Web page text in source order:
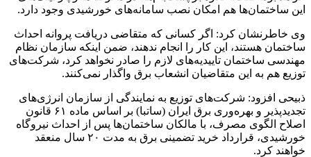
این ساختمان‌ها هم امکان نصب سامانه‌های خورشیدی وجود دارد.
وی خاطرنشان کرد: اگر کسانی که متقاضی دریافت پروانه احداث
ساختمان هستند، این کار را انجام ندهند، ضمن اینکه سازمان نظام
مهندسی ساختمان تاییدیه‌های لازم را صادر نخواهد کرد، شرکت‌های
توزیع هم به این متقاضیان انشعاب برق واگذار نمی‌کنند.
ذبیحی افزود: شرکت‌های توزیع به نمایندگی از سازمان انرژی‌های
تجدیدپذیر و بهره‌وری برق ایران (ساتبا) بر اساس ماده ۶۱ قانون
اصلاح الگوی مصرف، با مالکان ساختمان‌ها پس از احداث نیروگاه
خورشیدی، قرارداد خرید تضمینی برق به مدت ۲۰ سال منعقد
خواهند کرد.